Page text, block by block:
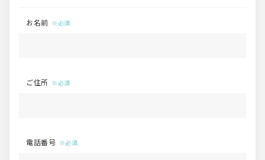
お名前
ご住所
電話番号